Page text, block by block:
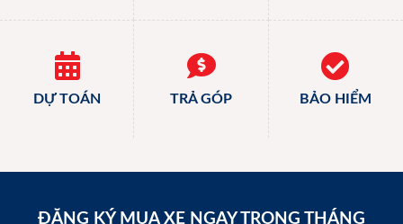
DỰ TOÁN TRẢ GÓP BẢO HIỂM
ĐĂNG KÝ MUA XE NGAY TRONG THÁNG